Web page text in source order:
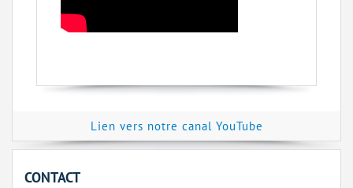
Lien vers notre canal YouTube
CONTACT